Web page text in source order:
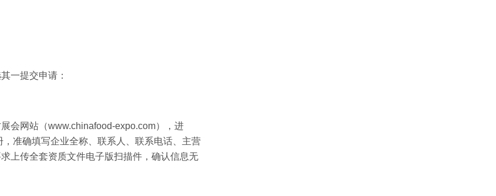
一提交申请：
会网站（www.chinafood-expo.com），进
，准确填写企业全称、联系人、联系电话、主营
上传全套资质文件电子版扫描件，确认信息无